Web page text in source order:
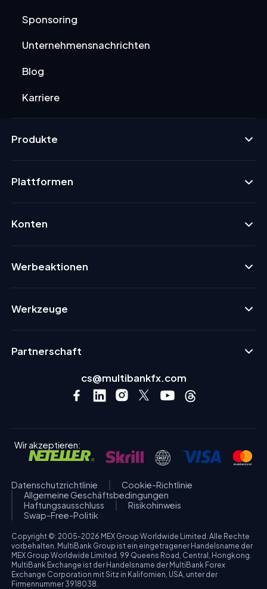
Sponsoring
Unternehmensnachrichten
Blog
Karriere
Produkte
Plattformen
Konten
Werbeaktionen
Werkzeuge
Partnerschaft
cs@multibankfx.com
Wir akzeptieren:
Datenschutzrichtlinie
Cookie-Richtlinie
Allgemeine Geschäftsbedingungen
Haftungsausschluss
Risikohinweis
Swap-Free-Politik
Copyright ©: 2005-2026 MEX Group Worldwide Limited. Alle Rechte
vorbehalten. MultiBank Group ist ein eingetragener Handelsname der
MEX Group Worldwide Limited. 99 Queens Road, Central, Hongkong.
MultiBank Exchange ist der Handelsname der MultiBank Forex
Exchange Corporation mit Sitz in Kalifornien, USA, unter der
Firmennummer 3918038.